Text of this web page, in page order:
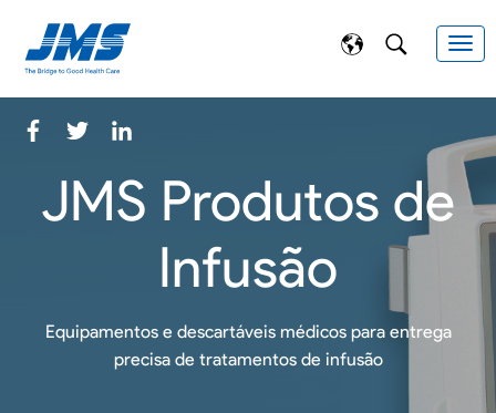
JMS Produtos de
Infusão
Equipamentos e descartáveis médicos para entrega
precisa de tratamentos de infusão